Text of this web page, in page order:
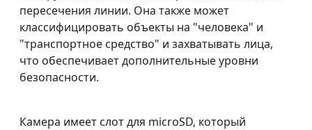
пересечения линии. Она также может
классифицировать объекты на "человека" и
"транспортное средство" и захватывать лица,
что обеспечивает дополнительные уровни
безопасности.
Камера имеет слот для microSD, который